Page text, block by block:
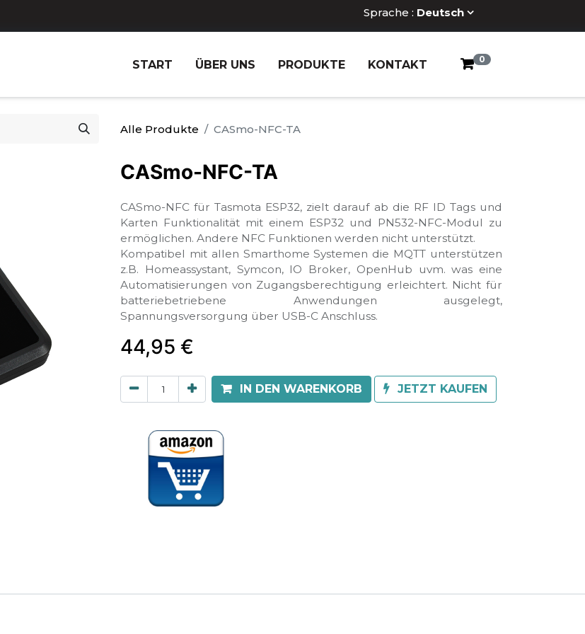
Sprache : Deutsch
START ÜBER UNS PRODUKTE KONTAKT 0
Alle Produkte CASmo-NFC-TA
CASmo-NFC-TA
CASmo-NFC für Tasmota ESP32, zielt darauf ab die RF ID Tags und
Karten Funktionalität mit einem ESP32 und PN532-NFC-Modul zu
ermöglichen. Andere NFC Funktionen werden nicht unterstützt.
Kompatibel mit allen Smarthome Systemen die MQTT unterstützen
z.B. Homeassystant, Symcon, IO Broker, OpenHub uvm. was eine
Automatisierungen von Zugangsberechtigung erleichtert. Nicht für
batteriebetriebene Anwendungen ausgelegt,
Spannungsversorgung über USB-C Anschluss.
44,95 €
IN DEN WARENKORB JETZT KAUFEN